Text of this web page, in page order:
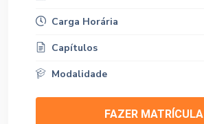
Carga Horária
Capítulos
Modalidade
FAZER MATRÍCULA